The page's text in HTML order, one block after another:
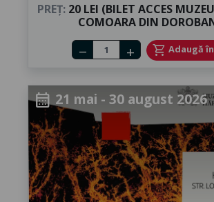
PREȚ:20 LEI (BILET ACCES
COMOARA DIN
Number of
remove add shopping_cart Adaugă
calendar_month 21 mai - 30 august 2026